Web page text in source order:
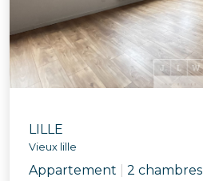
LILLE
Vieux lille
Appartement 2 chambres